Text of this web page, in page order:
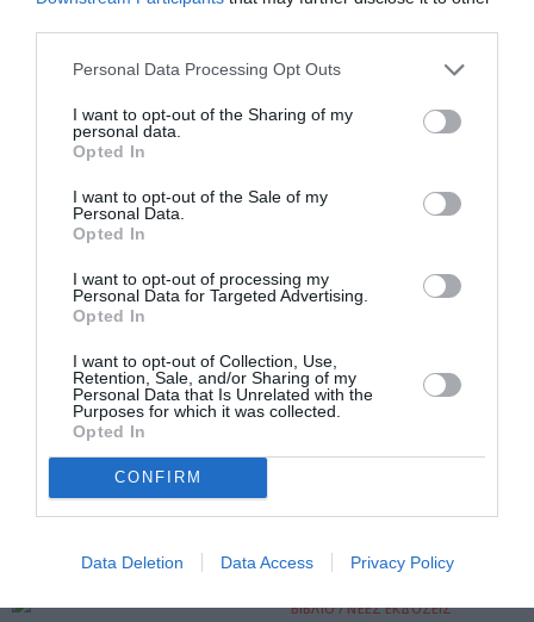
Personal Data Processing Opt Outs
I want to opt-out of the Sharing of my
personal data.
Opted In
I want to opt-out of the Sale of my
Personal Data.
Opted In
I want to opt-out of processing my
Personal Data for Targeted Advertising.
Opted In
I want to opt-out of Collection, Use,
Retention, Sale, and/or Sharing of my
Personal Data that Is Unrelated with the
Purposes for which it was collected.
Opted In
CONFIRM
Data Deletion Data Access Privacy Policy
τους
υποψήφιους
Μουσικής
Θεσσαλονίκης
Ποιος σκότωσε
τον πατέρα μου,
του Εντουάρ Λουί
από την
Ορχήστρα των
Μικρών
ΠΛΥΦΑ
Σωτηρία, της
Θανάση Δόβρη
ΒΙΒΛΙΟ / ΝΕΕΣ ΕΚΔΟΣΕΙΣ